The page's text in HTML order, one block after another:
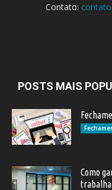
Contato:
POSTS MAIS
Como